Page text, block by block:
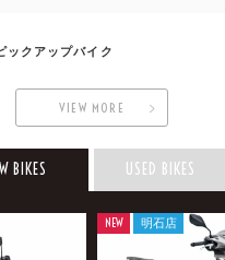
クアップバイク
VIEW MORE
BIKES USED BIKES
NEW 明石店